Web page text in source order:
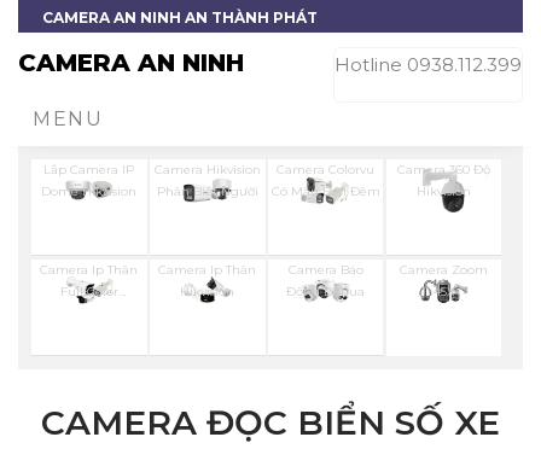
CAMERA AN NINH AN THÀNH PHÁT
CAMERA AN NINH Hotline 0938.112.399
MENU
Lắp Camera IP
Dome Hikvision
Camera Hikvision
Phân Biệt Người
Camera Colorvu
Có Màu Ban Đêm
Camera 360 Độ
Hikvision
Camera Ip Thân
Full Color
Camera Ip Thân
Hikvision
Camera Báo
Động Dahua
Camera Zoom
45X
CAMERA ĐỌC BIỂN SỐ XE